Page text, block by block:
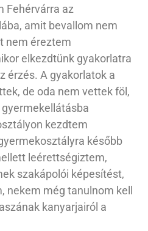
Fehérvárra az
amit bevallom nem
nem éreztem
elkezdtünk gyakorlatra
érzés. A gyakorlatok a
de oda nem vettek föl,
kezdtem
később
leérettségiztem,
szakápolói képesítést,
nekem még tanulnom kell
kanyarjairól a